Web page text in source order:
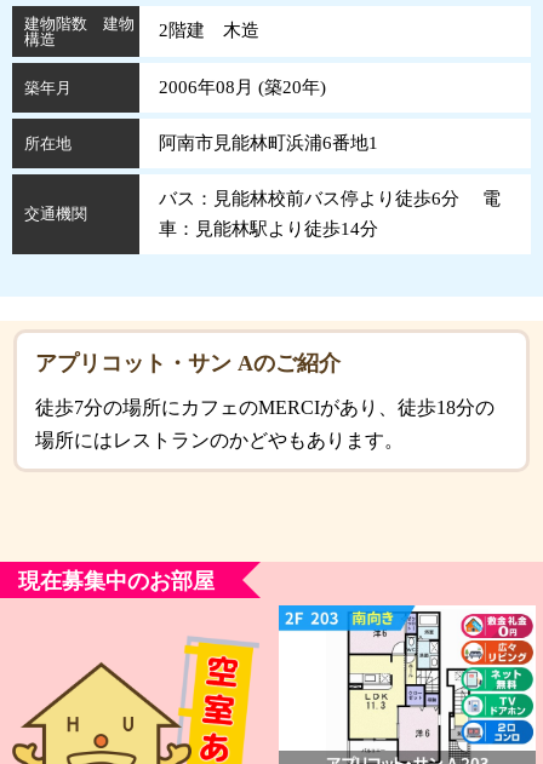
建物階数 建物
構造
2階建 木造
築年月 2006年08月 (築20年)
所在地 阿南市見能林町浜浦6番地1
交通機関
バス：見能林校前バス停より徒歩6分 電
車：見能林駅より徒歩14分
アプリコット・サン Aのご紹介
徒歩7分の場所にカフェのMERCIがあり、徒歩18分の
場所にはレストランのかどやもあります。
現在募集中のお部屋